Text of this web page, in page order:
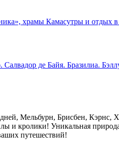
храмы Камасутры и отдых в
де Байя. Бразилиа.
Мельбурн, Брисбен, Кэрнс,
и кролики! Уникальная
путешествий!